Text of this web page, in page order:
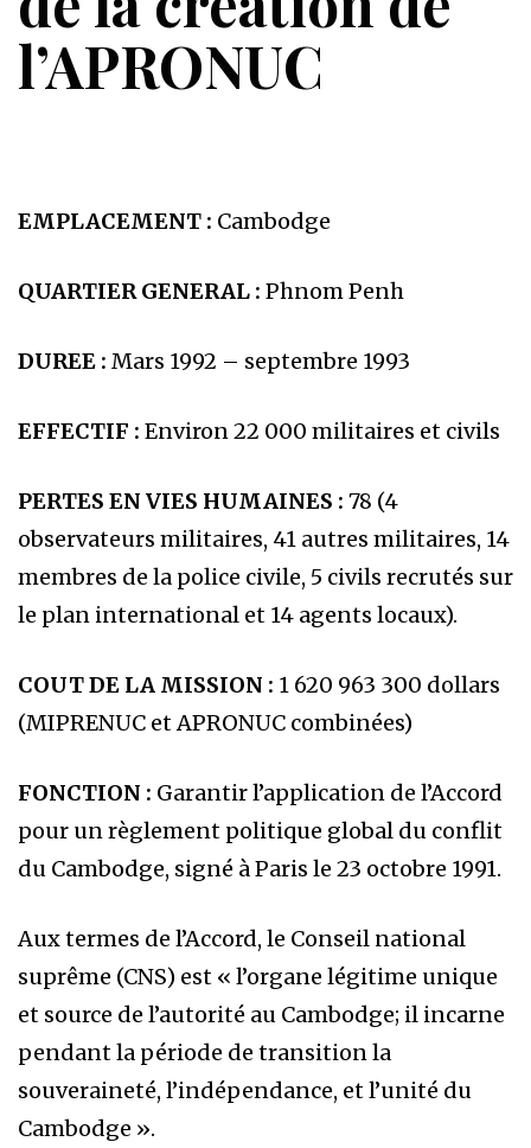
l’APRONUC
EMPLACEMENT : Cambodge
QUARTIER GENERAL : Phnom Penh
DUREE : Mars 1992 – septembre 1993
EFFECTIF : Environ 22 000 militaires et civils
PERTES EN VIES HUMAINES : 78 (4
observateurs militaires, 41 autres militaires, 14
membres de la police civile, 5 civils recrutés sur
le plan international et 14 agents locaux).
COUT DE LA MISSION : 1 620 963 300 dollars
(MIPRENUC et APRONUC combinées)
FONCTION : Garantir l’application de l’Accord
pour un règlement politique global du conflit
du Cambodge, signé à Paris le 23 octobre 1991.
Aux termes de l’Accord, le Conseil national
suprême (CNS) est « l’organe légitime unique
et source de l’autorité au Cambodge; il incarne
pendant la période de transition la
souveraineté, l’indépendance, et l’unité du
Cambodge ».